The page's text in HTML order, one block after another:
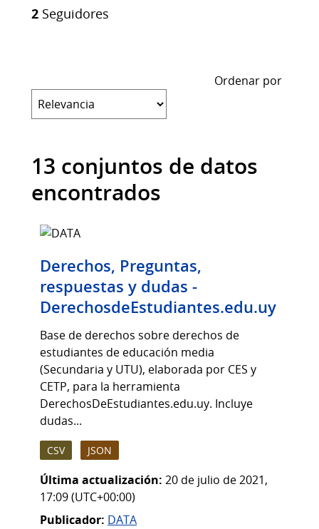
2 Seguidores
Ordenar por
13 conjuntos de datos
encontrados
Derechos, Preguntas,
respuestas y dudas -
DerechosdeEstudiantes.edu.uy
Base de derechos sobre derechos de
estudiantes de educación media
(Secundaria y UTU), elaborada por CES y
CETP, para la herramienta
DerechosDeEstudiantes.edu.uy. Incluye
dudas...
CSV JSON
Última actualización: 20 de julio de 2021,
17:09 (UTC+00:00)
Publicador: DATA